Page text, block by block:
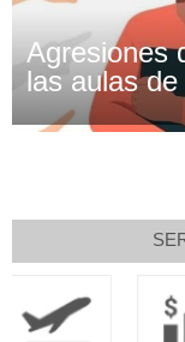
Agresiones
las aulas